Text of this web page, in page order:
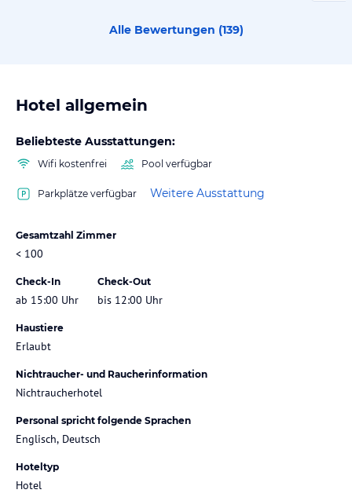
Alle Bewertungen (139)
Hotel allgemein
Beliebteste Ausstattungen:
Wifi kostenfrei Pool verfügbar
Parkplätze verfügbar Weitere Ausstattung
Gesamtzahl Zimmer
< 100
Check-In
ab 15:00 Uhr
Check-Out
bis 12:00 Uhr
Haustiere
Erlaubt
Nichtraucher- und Raucherinformation
Nichtraucherhotel
Personal spricht folgende Sprachen
Englisch, Deutsch
Hoteltyp
Hotel